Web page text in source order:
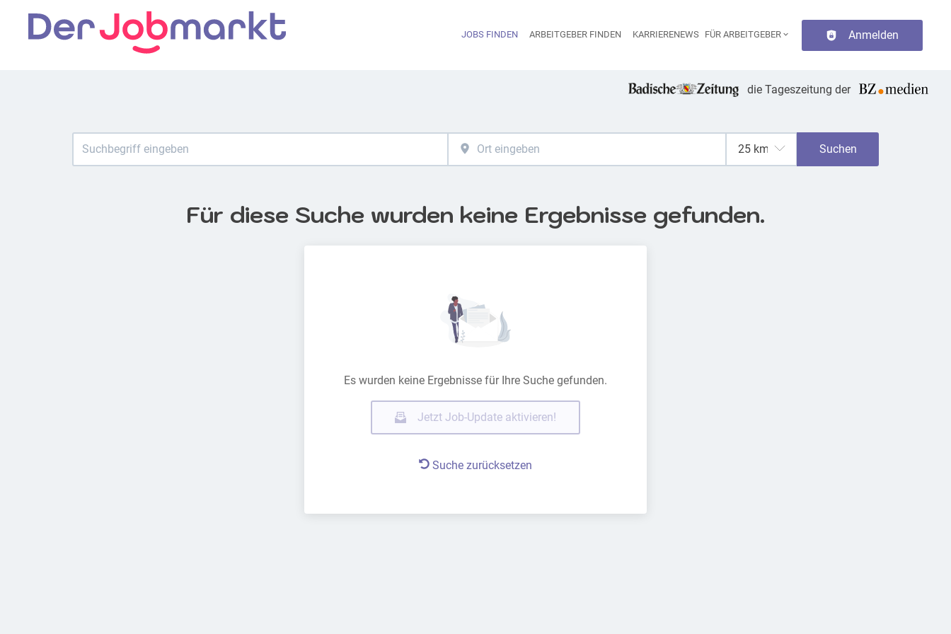
Haupt-Navigation
JOBS FINDEN ARBEITGEBER FINDEN KARRIERENEWS FÜR ARBEITGEBER Anmelden
die Tageszeitung der
Suchen
Für diese Suche wurden keine Ergebnisse gefunden.
Es wurden keine Ergebnisse für Ihre Suche gefunden.
Jetzt Job-Update aktivieren!
Suche zurücksetzen